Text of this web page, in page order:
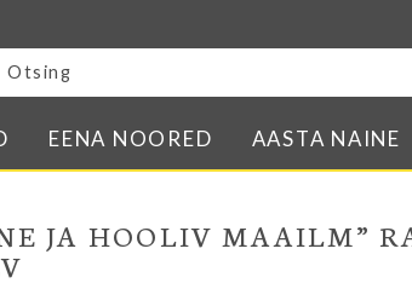
EENA NOORED AASTA NAINE
In English
JA HOOLIV MAAILM”